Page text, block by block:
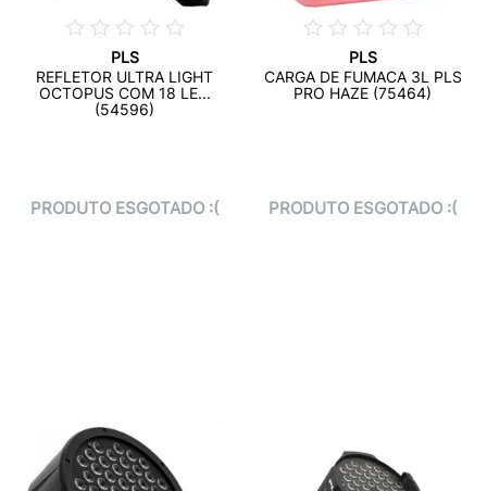
PLS
REFLETOR ULTRA LIGHT
OCTOPUS COM 18 LE...
(54596)
PRODUTO ESGOTADO :(
PLS
CARGA DE FUMACA 3L PLS
PRO HAZE (75464)
PRODUTO ESGOTADO :(